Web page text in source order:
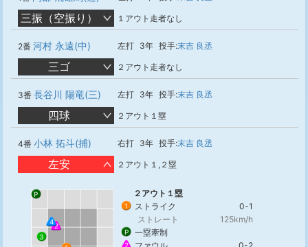
三振（空振り） １アウト走者なし
2番 河村 永遠(中) 左打 3年 投手:末吉 良丞
三ゴ ２アウト走者なし
3番 長谷川 陽竜(三) 左打 3年 投手:末吉 良丞
四球 ２アウト１塁
4番 小林 拓斗(捕) 右打 3年 投手:末吉 良丞
左安 ２アウト１,２塁
P
2
3
4
２アウト１塁
1 ストライク
0-1
ストレート
125km/h
P 一塁牽制
2